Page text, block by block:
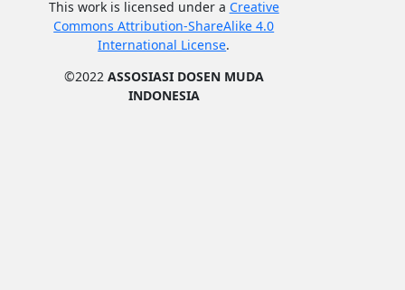
This work is licensed under a Creative
Commons Attribution-ShareAlike 4.0
International License.
©2022 ASSOSIASI DOSEN MUDA
INDONESIA